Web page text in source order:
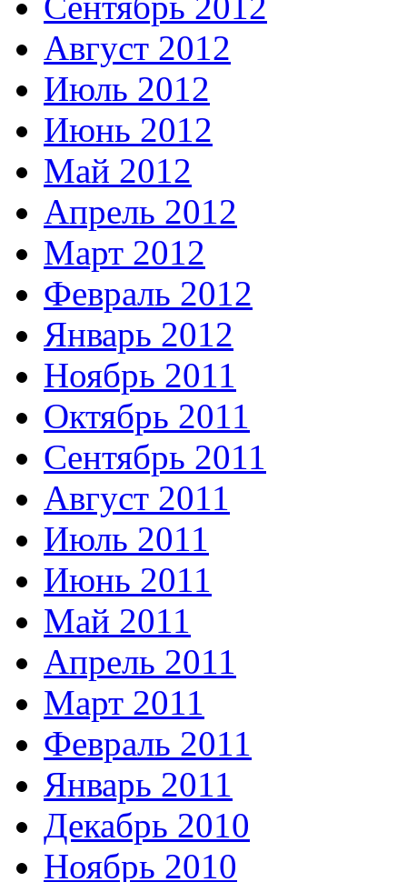
Август 2012
Июль 2012
Июнь 2012
Май 2012
Апрель 2012
Март 2012
Февраль 2012
Январь 2012
Ноябрь 2011
Октябрь 2011
Сентябрь 2011
Август 2011
Июль 2011
Июнь 2011
Май 2011
Апрель 2011
Март 2011
Февраль 2011
Январь 2011
Декабрь 2010
Ноябрь 2010